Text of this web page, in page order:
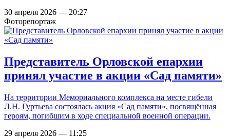
30 апреля 2026 — 20:27
Фоторепортаж
Представитель Орловской епархии
принял участие в акции «Сад памяти»
На территории Мемориального комплекса на месте гибели
Л.Н. Гуртьева состоялась акция «Сад памяти», посвящённая
героям, погибшим в ходе специальной военной операции.
29 апреля 2026 — 11:25